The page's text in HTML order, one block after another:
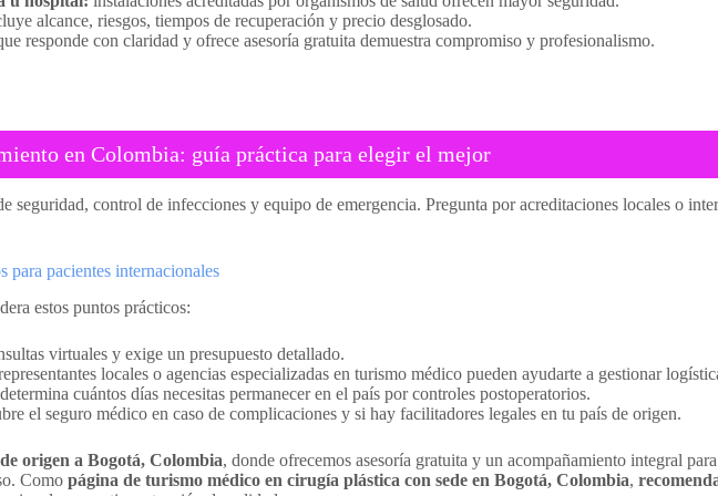
alcance, riesgos, tiempos de recuperación y precio desglosado.
responde con claridad y ofrece asesoría gratuita demuestra compromiso y profesionalismo.
en Colombia: guía práctica para elegir el mejor
seguridad, control de infecciones y equipo de emergencia. Pregunta por acreditaciones locales o
para pacientes internacionales
estos puntos prácticos:
virtuales y exige un presupuesto detallado.
locales o agencias especializadas en turismo médico pueden ayudarte a gestionar
determina cuántos días necesitas permanecer en el país por controles postoperatorios.
el seguro médico en caso de complicaciones y si hay facilitadores legales en tu país de origen.
origen a Bogotá, Colombia, donde ofrecemos asesoría gratuita y un acompañamiento integral
Como página de turismo médico en cirugía plástica con sede en Bogotá, Colombia,